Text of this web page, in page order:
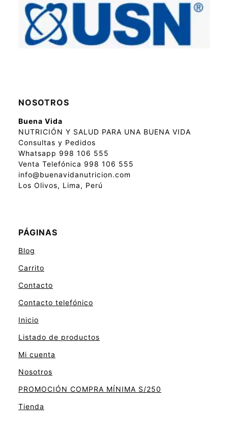
NOSOTROS
Buena Vida
NUTRICIÓN Y SALUD PARA UNA BUENA VIDA
Consultas y Pedidos
Whatsapp 998 106 555
Venta Telefónica 998 106 555
info@buenavidanutricion.com
Los Olivos, Lima, Perú
PÁGINAS
Blog
Carrito
Contacto
Contacto telefónico
Inicio
Listado de productos
Mi cuenta
Nosotros
PROMOCIÓN COMPRA MÍNIMA S/250
Tienda